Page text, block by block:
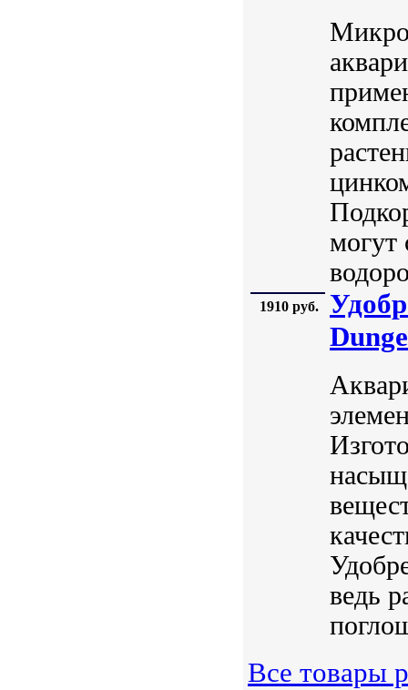
могут
1910 руб.
ведь
Все товары